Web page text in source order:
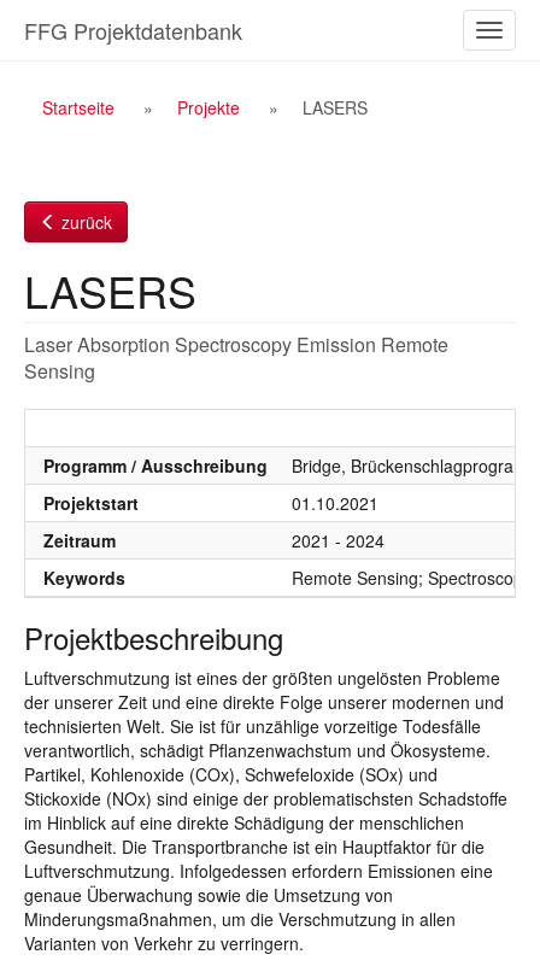
Inhalt
ein-/
FFG Projektdatenbank
Breadcrumb
Startseite Projekte LASERS
zurück
LASERS
Laser Absorption Spectroscopy Emission Remote
Sensing
Programm / Ausschreibung
Bridge,
Projektstart
01.10.2021
Zeitraum
2021 - 2024
Keywords
Remote Sensing;
Projektbeschreibung
Luftverschmutzung ist eines der größten ungelösten Probleme
der unserer Zeit und eine direkte Folge unserer modernen und
technisierten Welt. Sie ist für unzählige vorzeitige Todesfälle
verantwortlich, schädigt Pflanzenwachstum und Ökosysteme.
Partikel, Kohlenoxide (COx), Schwefeloxide (SOx) und
Stickoxide (NOx) sind einige der problematischsten Schadstoffe
im Hinblick auf eine direkte Schädigung der menschlichen
Gesundheit. Die Transportbranche ist ein Hauptfaktor für die
Luftverschmutzung. Infolgedessen erfordern Emissionen eine
genaue Überwachung sowie die Umsetzung von
Minderungsmaßnahmen, um die Verschmutzung in allen
Varianten von Verkehr zu verringern.